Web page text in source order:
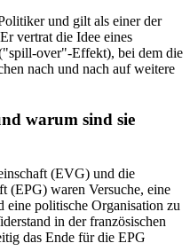
und gilt als einer der
vertrat die Idee eines
over"-Effekt), bei dem die
nach und nach auf weitere
warum sind sie
(EVG) und die
(EPG) waren Versuche, eine
eine politische Organisation zu
in der französischen
das Ende für die EPG